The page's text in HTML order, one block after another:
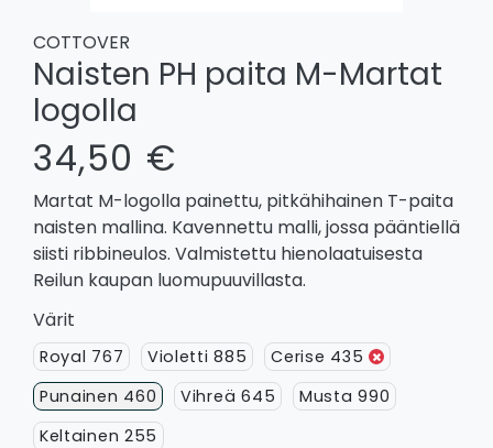
COTTOVER
Naisten PH paita M-Martat
logolla
34,50 €
Martat M-logolla painettu, pitkähihainen T-paita
naisten mallina. Kavennettu malli, jossa pääntiellä
siisti ribbineulos. Valmistettu hienolaatuisesta
Reilun kaupan luomupuuvillasta.
Värit
Royal 767 Violetti 885
Cerise 435
Punainen 460
Vihreä 645
Musta 990
Keltainen 255